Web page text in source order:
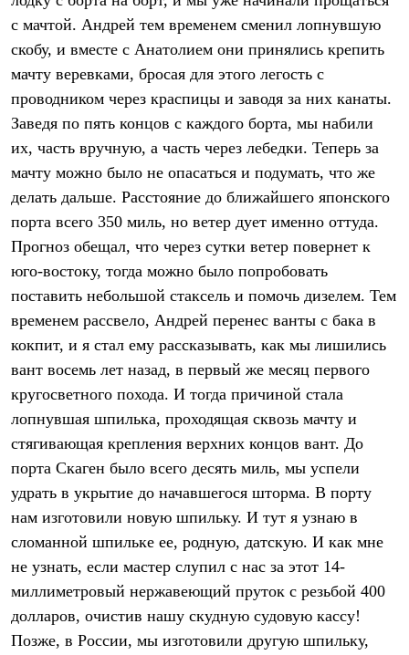
PEAK
ЗА ПОЛЯРНЫМ КРУГОМ
TREK
BASK kids
CITY
BASK juno
ИДЁМ В ПОХОД
Дневник капитана
Каталог дилеров
Баск сегодня
История
Отцы основатели
Производство
Баск в вашем городе
Контроль качества
Команда Баск
Сотрудничество
Стать дилером
Корпоративным клиентам
Услуги
Медиа
Где купить
с мачтой. Андрей тем временем сменил лопнувшую
скобу, и вместе с Анатолием они принялись крепить
мачту веревками, бросая для этого легость с
проводником через краспицы и заводя за них канаты.
Заведя по пять концов с каждого борта, мы набили
их, часть вручную, а часть через лебедки. Теперь за
мачту можно было не опасаться и подумать, что же
делать дальше. Расстояние до ближайшего японского
порта всего 350 миль, но ветер дует именно оттуда.
Прогноз обещал, что через сутки ветер повернет к
юго-востоку, тогда можно было попробовать
поставить небольшой стаксель и помочь дизелем. Тем
временем рассвело, Андрей перенес ванты с бака в
кокпит, и я стал ему рассказывать, как мы лишились
вант восемь лет назад, в первый же месяц первого
кругосветного похода. И тогда причиной стала
лопнувшая шпилька, проходящая сквозь мачту и
стягивающая крепления верхних концов вант. До
порта Скаген было всего десять миль, мы успели
удрать в укрытие до начавшегося шторма. В порту
нам изготовили новую шпильку. И тут я узнаю в
сломанной шпильке ее, родную, датскую. И как мне
не узнать, если мастер слупил с нас за этот 14-
миллиметровый нержавеющий пруток с резьбой 400
долларов, очистив нашу скудную судовую кассу!
Позже, в России, мы изготовили другую шпильку,